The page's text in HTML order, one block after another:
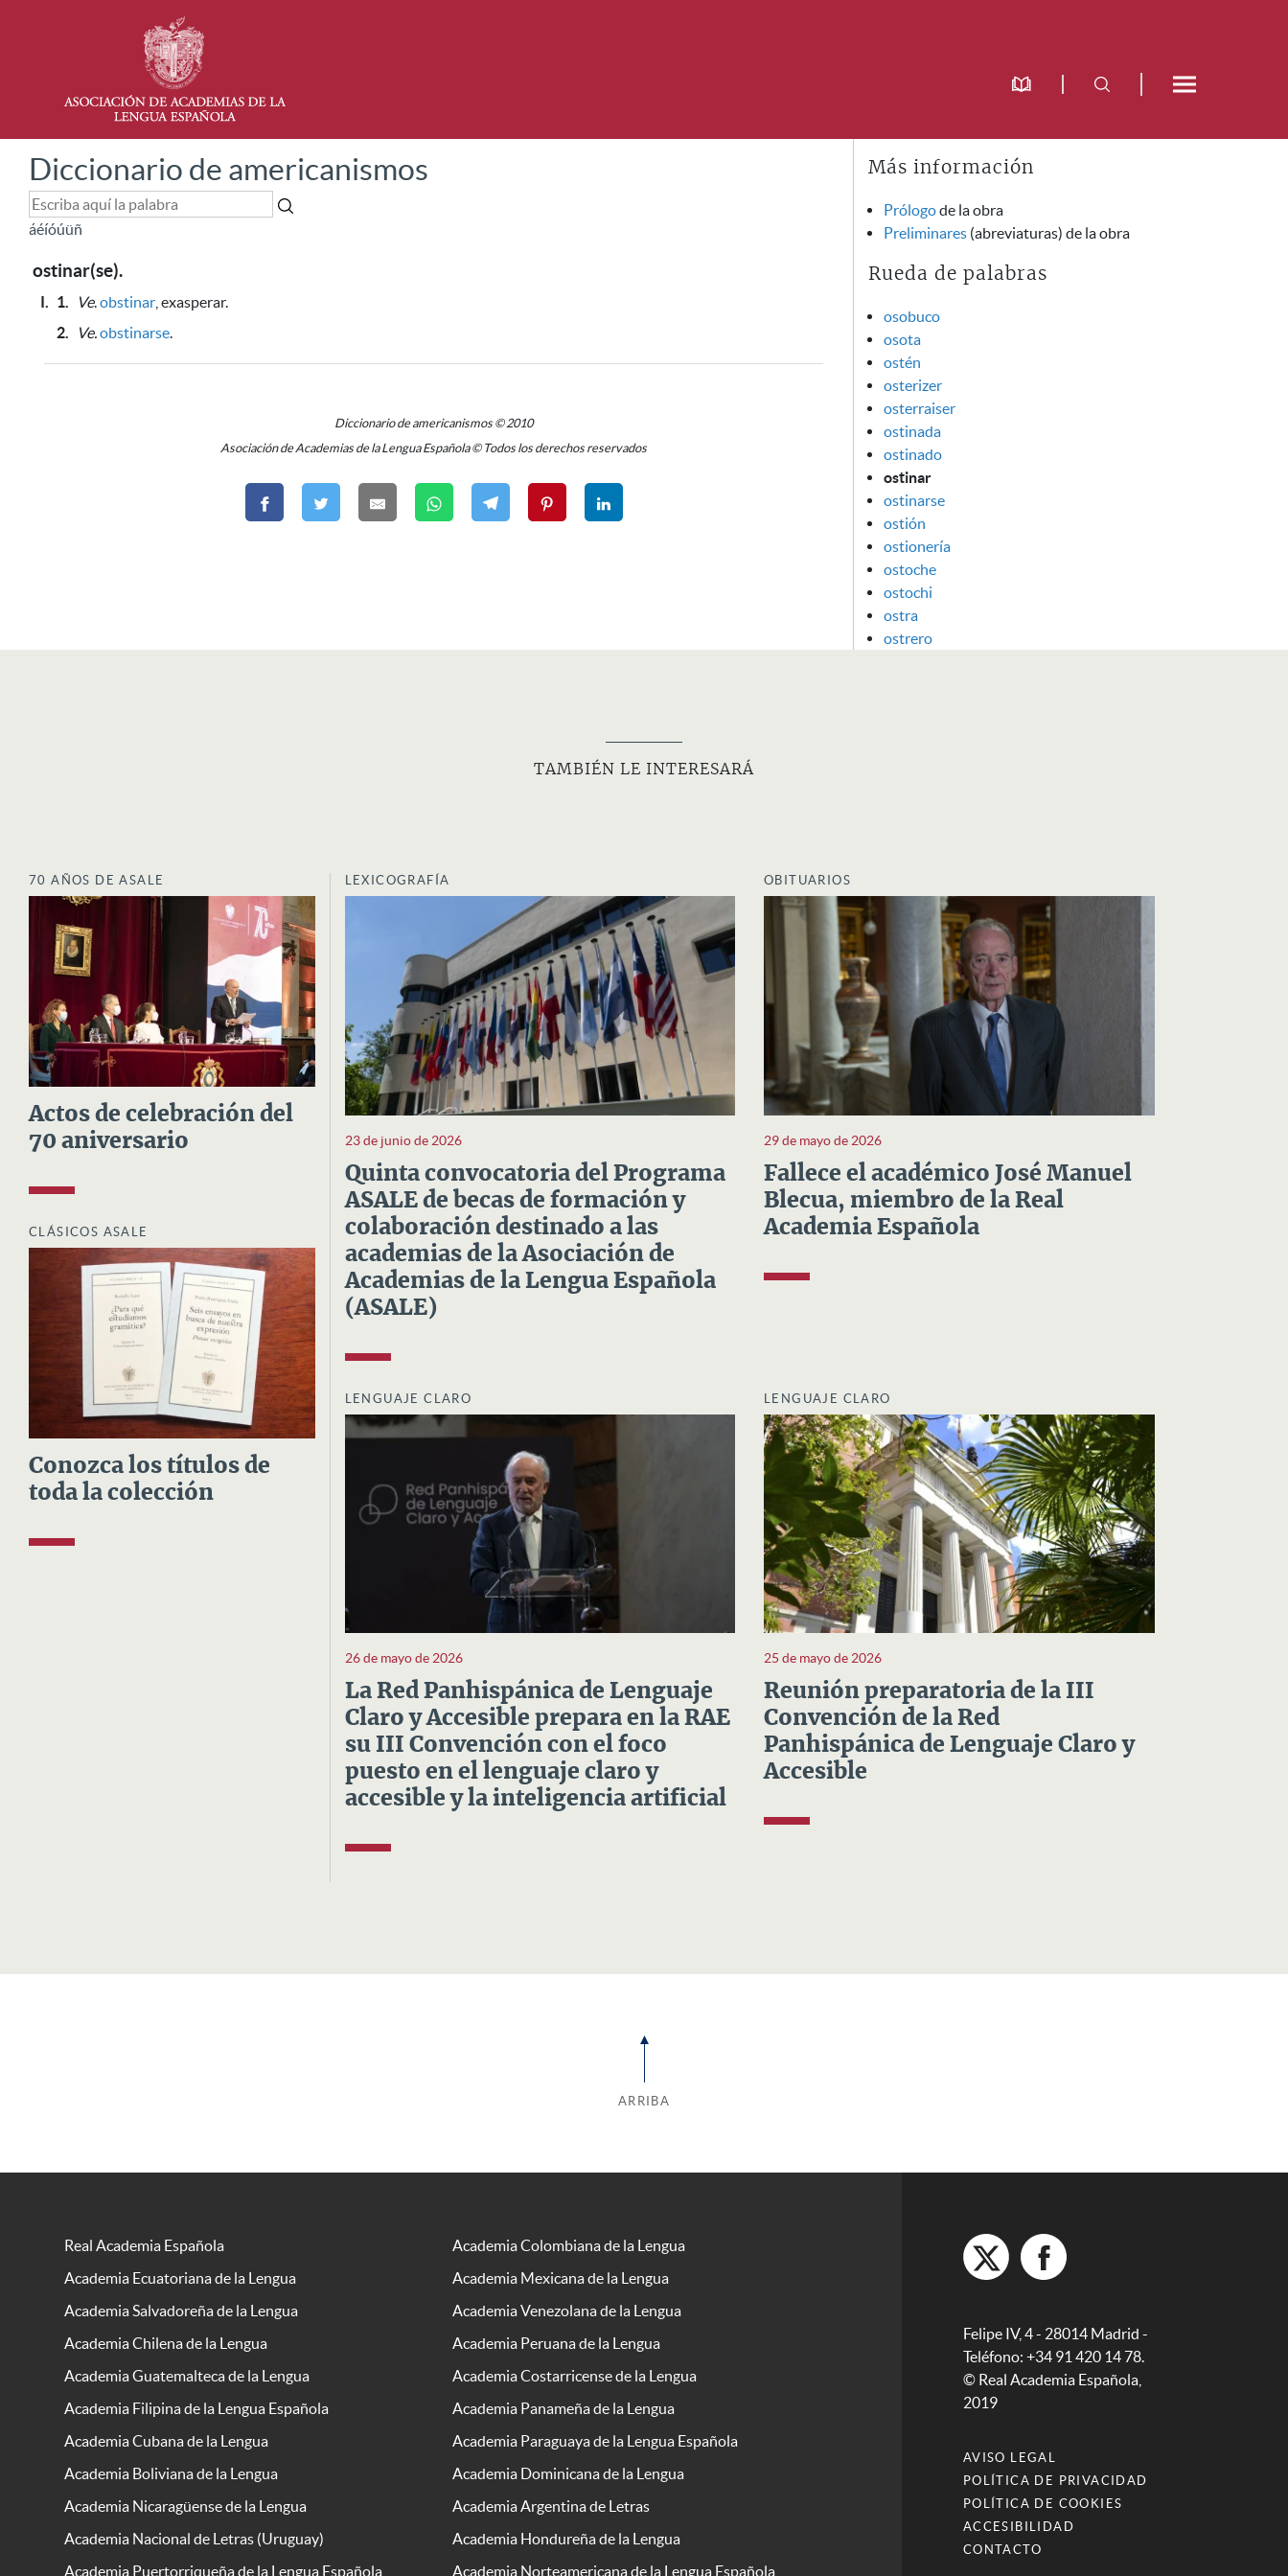
Diccionario de americanismos
áéíóúüñ
ostinar(se).
I. 1. Ve.obstinar , exasperar.
2.
Ve.obstinarse.
Diccionario de americanismos © 2010
Asociación de Academias de la Lengua Española © Todos los derechos reservados
Más información
Prólogode la obra
Preliminares (abreviaturas) de la obra
Rueda de palabras
osobuco
osota
ostén
osterizer
osterraiser
ostinada
ostinado
ostinar
ostinarse
ostión
ostionería
ostoche
ostochi
ostra
ostrero
TAMBIÉN LE INTERESARÁ
70 AÑOS DE ASALE
Actos de celebración del
70 aniversario
CLÁSICOS ASALE
Conozca los títulos de
toda la colección
LEXICOGRAFÍA
23 de junio de 2026
Quinta convocatoria del Programa
ASALE de becas de formación y
colaboración destinado a las
academias de la Asociación de
Academias de la Lengua Española
(ASALE)
OBITUARIOS
29 de mayo de 2026
Fallece el académico José Manuel
Blecua, miembro de la Real
Academia Española
LENGUAJE CLARO
26 de mayo de 2026
La Red Panhispánica de Lenguaje
Claro y Accesible prepara en la RAE
su III Convención con el foco
puesto en el lenguaje claro y
accesible y la inteligencia artificial
LENGUAJE CLARO
25 de mayo de 2026
Reunión preparatoria de la III
Convención de la Red
Panhispánica de Lenguaje Claro y
Accesible
ARRIBA
Real Academia Española
Academia Colombiana de la Lengua
Academia Ecuatoriana de la Lengua
Academia Mexicana de la Lengua
Academia Salvadoreña de la Lengua
Academia Venezolana de la Lengua
Academia Chilena de la Lengua
Academia Peruana de la Lengua
Academia Guatemalteca de la Lengua
Academia Costarricense de la Lengua
Academia Filipina de la Lengua Española
Academia Panameña de la Lengua
Academia Cubana de la Lengua
Academia Paraguaya de la Lengua Española
Academia Boliviana de la Lengua
Academia Dominicana de la Lengua
Academia Nicaragüense de la Lengua
Academia Argentina de Letras
Academia Nacional de Letras (Uruguay)
Academia Hondureña de la Lengua
Academia Puertorriqueña de la Lengua Española
Academia Norteamericana de la Lengua Española
Felipe IV, 4 - 28014 Madrid -
Teléfono: +34 91 420 14 78.
© Real Academia Española,
2019
AVISO LEGAL
POLÍTICA DE PRIVACIDAD
POLÍTICA DE COOKIES
ACCESIBILIDAD
CONTACTO